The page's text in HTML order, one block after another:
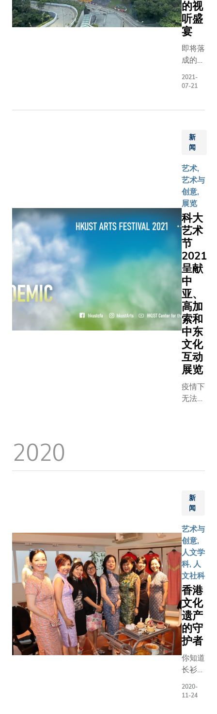
她的画作
走入社区
出现在将
澳尚德街
市、大围
「非一般
行画展，
是碍于疫
亲身出席
Vivian画
鲜明生动
作品以霓
灯招牌、
餐厅、鱼
等香港生
中常见的
像和事物
主题，写
中带点超
实意味。
在康涅狄
州的卫斯
大学主修
觉艺术和
济学，校
自由开放
鼓励学生
行「规划
画，对她
风格也影
深远。 在性
别共融的
学校园里
Vivian先
跟随多位
导师学艺
她特别提
一位「绝
聪明」的
画教授
像派」风
画启蒙了
Vivian毕
后的艺术
虽以
「科
技」命
大学不
只培育
科学及
工程人
们对所
和形式
的创意
同样重
视。科
大校园
从来不
缺音乐
会、表
演和展
览，好
像一年
一度的
百老汇
式夏季
音乐
剧、深
受好评
的「创
意间的
亲
以及现
正进行
中东传
及服
饰》展
是很好
的例
子。
的视
听盛
宴
即将落
成的逸
中心配
其他启
迪身心
的节目
提供理
想场
地。
2021-
07-21
新
闻
艺术,
艺术与
创意,
展览
科大
艺术
节
2021
呈献
中
亚、
高加
索和
中东
文化
互动
展览
疫情下
无法出
旅行。
2020
新
闻
艺术与
创意,
人文学
科, 人
文社科
香港
文化
遗产
的守
护者
你知道
长衫最
人穿的
2020-
11-24